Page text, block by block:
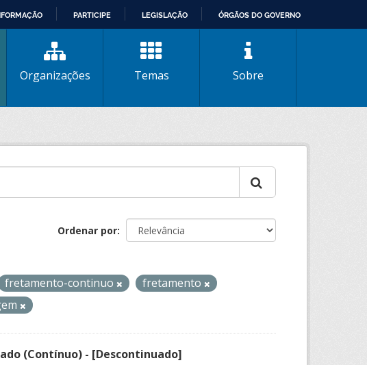
PARTICIPE LEGISLAÇÃO ÓRGÃOS DO GOVERNO
Organizações Temas Sobre
Ordenar por
fretamento-continuo
fretamento
(Contínuo) - [Descontinuado]